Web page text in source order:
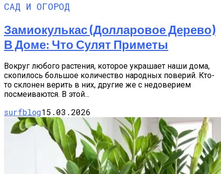
САД И ОГОРОД
Замиокулькас (долларовое Дерево)
В Доме: Что Сулят Приметы
Вокруг любого растения, которое украшает наши дома,
скопилось большое количество народных поверий. Кто-
то склонен верить в них, другие же с недоверием
посмеиваются. В этой...
surfblog15.03.2026